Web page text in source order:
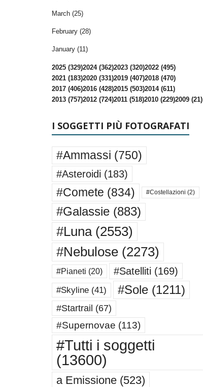
March (25)
February (28)
January (11)
2025 (329)2024 (362)2023 (320)2022 (495)
2021 (183)2020 (331)2019 (407)2018 (470)
2017 (406)2016 (428)2015 (503)2014 (611)
2013 (757)2012 (724)2011 (518)2010 (229)2009 (21)
I SOGGETTI PIÙ FOTOGRAFATI
#Ammassi (750)
#Asteroidi (183)
#Comete (834) #Costellazioni (2)
#Galassie(883)
#Luna(2553)
#Nebulose(2273)
#Pianeti (20) #Satelliti (169)
#Skyline(41) #Sole(1211)
#Startrail (67)
#Supernovae (113)
#Tutti i soggetti
(13600)
a Emissione(523)